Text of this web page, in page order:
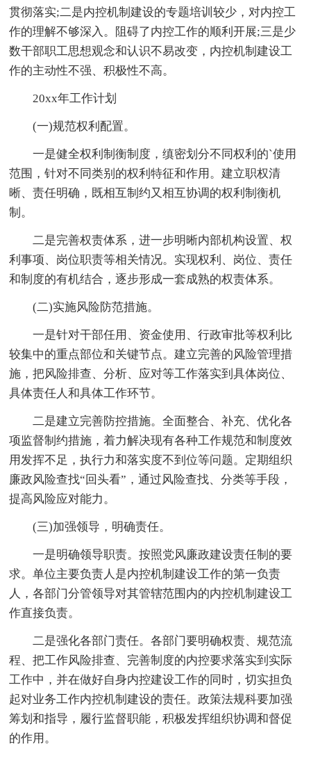
贯彻落实;二是内控机制建设的专题培训较少，对内控工
作的理解不够深入。阻碍了内控工作的顺利开展;三是少
数干部职工思想观念和认识不易改变，内控机制建设工
作的主动性不强、积极性不高。
20xx年工作计划
(一)规范权利配置。
一是健全权利制衡制度，缜密划分不同权利的`使用
范围，针对不同类别的权利特征和作用。建立职权清
晰、责任明确，既相互制约又相互协调的权利制衡机
制。
二是完善权责体系，进一步明晰内部机构设置、权
利事项、岗位职责等相关情况。实现权利、岗位、责任
和制度的有机结合，逐步形成一套成熟的权责体系。
(二)实施风险防范措施。
一是针对干部任用、资金使用、行政审批等权利比
较集中的重点部位和关键节点。建立完善的风险管理措
施，把风险排查、分析、应对等工作落实到具体岗位、
具体责任人和具体工作环节。
二是建立完善防控措施。全面整合、补充、优化各
项监督制约措施，着力解决现有各种工作规范和制度效
用发挥不足，执行力和落实度不到位等问题。定期组织
廉政风险查找“回头看”，通过风险查找、分类等手段，
提高风险应对能力。
(三)加强领导，明确责任。
一是明确领导职责。按照党风廉政建设责任制的要
求。单位主要负责人是内控机制建设工作的第一负责
人，各部门分管领导对其管辖范围内的内控机制建设工
作直接负责。
二是强化各部门责任。各部门要明确权责、规范流
程、把工作风险排查、完善制度的内控要求落实到实际
工作中，并在做好自身内控建设工作的同时，切实担负
起对业务工作内控机制建设的责任。政策法规科要加强
筹划和指导，履行监督职能，积极发挥组织协调和督促
的作用。